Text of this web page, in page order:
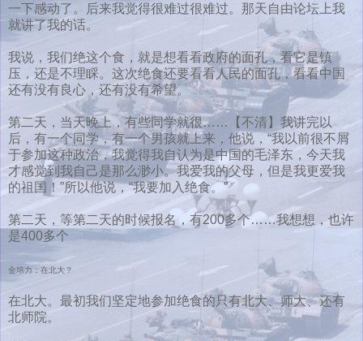
一下感动了。后来我觉得很难过很难过。那天自由论坛上我
就讲了我的话。
我说，我们绝这个食，就是想看看政府的面孔，看它是镇
压，还是不理睬。这次绝食还要看看人民的面孔，看看中国
还有没有良心，还有没有希望。
第二天，当天晚上，有些同学就很……【不清】我讲完以
后，有一个同学，有一个男孩就上来，他说，“我以前很不屑
于参加这种政治，我觉得我自认为是中国的毛泽东，今天我
才感觉到我自己是那么渺小。我爱我的父母，但是我更爱我
的祖国！”所以他说，“我要加入绝食。”
第二天，等第二天的时候报名，有200多个……我想想，也许
是400多个
金培力：在北大？
在北大。最初我们坚定地参加绝食的只有北大、师大、还有
北师院。